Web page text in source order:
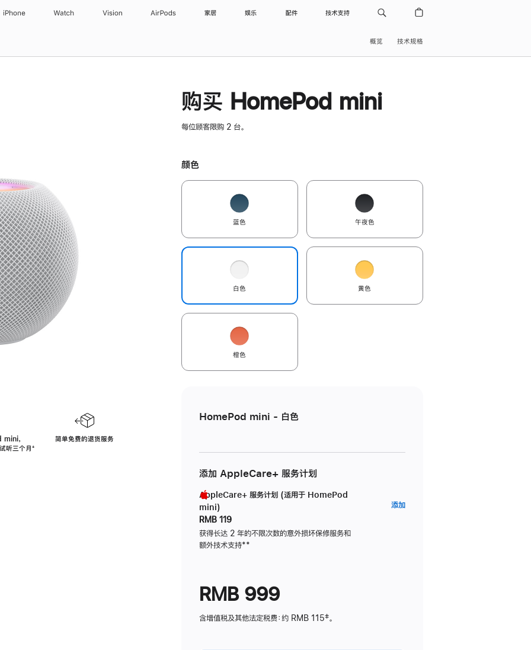
iPhone Watch Vision AirPods 家居 娱乐 配件 技术支持
概览 技术规格
，
听三个月脚
⁺
简单免费的退货服务
购买 HomePod mini
每位顾客限购 2 台。
颜色
蓝色 午夜色
白色 黄色
橙色
HomePod mini - 白色
添加 AppleCare+ 服务计划
AppleCare+ 服务计划 (适用于 HomePod
mini)
RMB 119
获得长达 2 年的不限次数的意外损坏保修服务和
额外技术支持脚
**
添加AppleCare+
RMB 999
含增值税及其他法定税费：约 RMB 115‡。